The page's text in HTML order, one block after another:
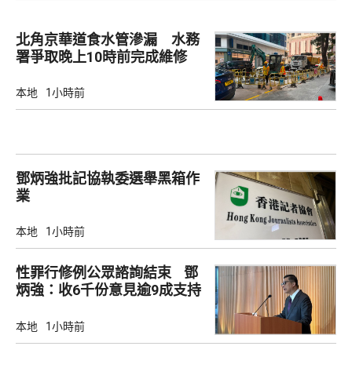
北角京華道食水管滲漏 水務
署爭取晚上10時前完成維修
本地 1小時前
鄧炳強批記協執委選舉黑箱作
業
本地 1小時前
性罪行修例公眾諮詢結束 鄧
炳強：收6千份意見逾9成支持
本地 1小時前